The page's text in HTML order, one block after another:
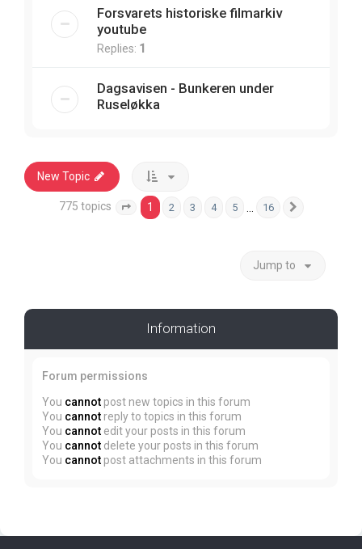
Forsvarets historiske filmarkiv
youtube
Replies: 1
Dagsavisen - Bunkeren under
Ruseløkka
New Topic
775 topics Page 1 of 16
1 2 3 4 5 16
Jump to
Information
Forum permissions
You cannot post new topics in this forum
You cannot reply to topics in this forum
You cannot edit your posts in this forum
You cannot delete your posts in this forum
You cannot post attachments in this forum